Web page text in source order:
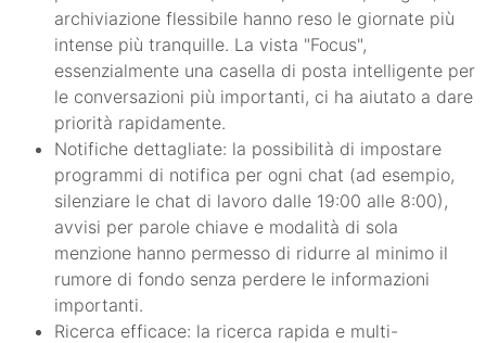
archiviazione flessibile hanno reso le giornate più
intense più tranquille. La vista "Focus",
essenzialmente una casella di posta intelligente per
le conversazioni più importanti, ci ha aiutato a dare
priorità rapidamente.
Notifiche dettagliate: la possibilità di impostare
programmi di notifica per ogni chat (ad esempio,
silenziare le chat di lavoro dalle 19:00 alle 8:00),
avvisi per parole chiave e modalità di sola
menzione hanno permesso di ridurre al minimo il
rumore di fondo senza perdere le informazioni
importanti.
Ricerca efficace: la ricerca rapida e multi-